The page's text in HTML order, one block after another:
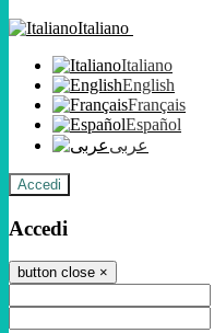
Italiano
Italiano
English
Français
Español
عربى
Accedi
Accedi
button close ×